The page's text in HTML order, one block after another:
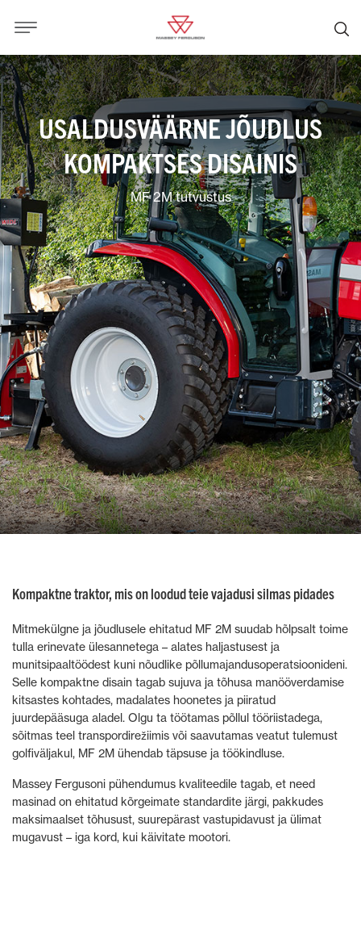
USALDUSVÄÄRNE JÕUDLUS
KOMPAKTSES DISAINIS
MF 2M tutvustus
Kompaktne traktor, mis on loodud teie vajadusi silmas pidades
Mitmekülgne ja jõudlusele ehitatud MF 2M suudab hõlpsalt toime
tulla erinevate ülesannetega – alates haljastusest ja
munitsipaaltöödest kuni nõudlike põllumajandusoperatsioonideni.
Selle kompaktne disain tagab sujuva ja tõhusa manööverdamise
kitsastes kohtades, madalates hoonetes ja piiratud
juurdepääsuga aladel. Olgu ta töötamas põllul tööriistadega,
sõitmas teel transpordirežiimis või saavutamas veatut tulemust
golfiväljakul, MF 2M ühendab täpsuse ja töökindluse.
Massey Fergusoni pühendumus kvaliteedile tagab, et need
masinad on ehitatud kõrgeimate standardite järgi, pakkudes
maksimaalset tõhusust, suurepärast vastupidavust ja ülimat
mugavust – iga kord, kui käivitate mootori.